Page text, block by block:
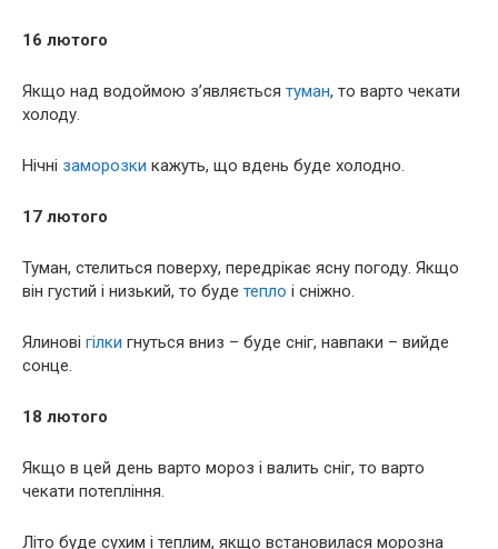
16 лютого
Якщо над водоймою з’являється туман, то варто чекати
холоду.
Нічні заморозки кажуть, що вдень буде холодно.
17 лютого
Туман, стелиться поверху, передрікає ясну погоду. Якщо
він густий і низький, то буде тепло і сніжно.
Ялинові гілки гнуться вниз – буде сніг, навпаки – вийде
сонце.
18 лютого
Якщо в цей день варто мороз і валить сніг, то варто
чекати потепління.
Літо буде сухим і теплим, якщо встановилася морозна